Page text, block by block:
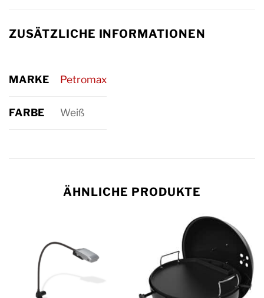
ZUSÄTZLICHE INFORMATIONEN
MARKE Petromax
FARBE Weiß
ÄHNLICHE PRODUKTE